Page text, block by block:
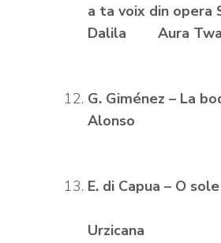
a ta voix din opera
Dalila Aura
G. Giménez – La
Alonso
E. di Capua –
Urzicana